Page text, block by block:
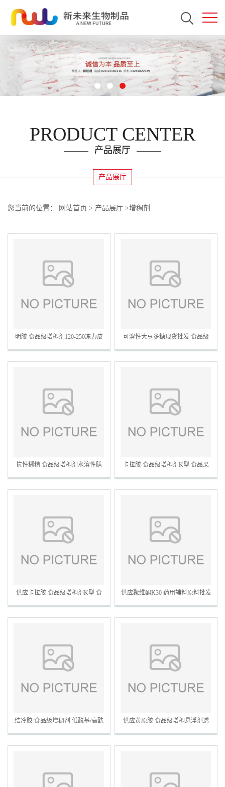
PRODUCT CENTER
产品展厅
产品展厅
您当前的位置： 网站首页 > 产品展厅 >增稠剂
明胶 食品级增稠剂120-250冻力皮
冻软糖香肠专用胶现货批发
可溶性大豆多糖现货批发 食品级
增稠剂大豆多糖水溶性膳食纤维
抗性糊精 食品级增稠剂水溶性膳
食纤维固体饮料用原料批发
卡拉胶 食品级增稠剂K型 食品果
冻软糖凝胶剂原料现货批发
供应卡拉胶 食品级增稠剂K型 食
品果冻软糖凝胶剂原料现货批发
供应聚维酮K30 药用辅料原料批发
聚乙烯吡咯烷酮K30增稠剂
结冷胶 食品级增稠剂 低酰基/高酰
基结冷胶 量大从优 欢迎订购
供应黄原胶 食品级增稠悬浮剂透
明汉生胶粉高含量高粘度现货批发